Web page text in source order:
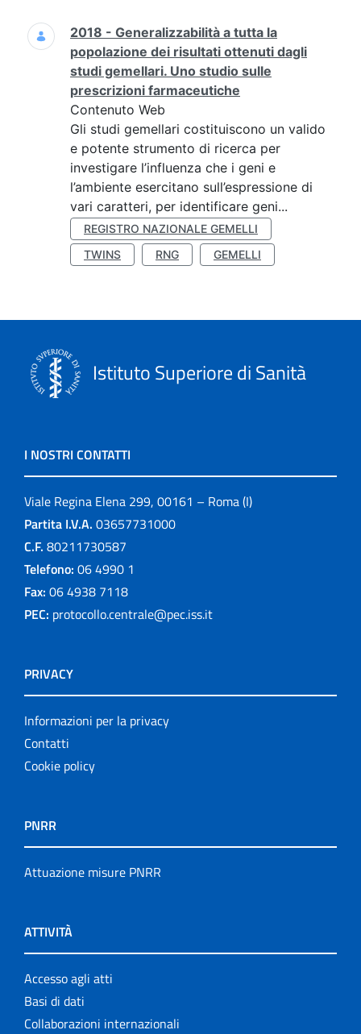
Ricerca
2018 - Generalizzabilità a tutta la
popolazione dei risultati ottenuti dagli
studi gemellari. Uno studio sulle
prescrizioni farmaceutiche
Contenuto Web
Gli studi gemellari costituiscono un valido
e potente strumento di ricerca per
investigare l’influenza che i geni e
l’ambiente esercitano sull’espressione di
vari caratteri, per identificare geni...
REGISTRO NAZIONALE GEMELLI
TWINS
RNG GEMELLI
Istituto Superiore di Sanità
I NOSTRI CONTATTI
Viale Regina Elena 299, 00161 – Roma (I)
Partita I.V.A. 03657731000
C.F. 80211730587
Telefono: 06 4990 1
Fax: 06 4938 7118
PEC: protocollo.centrale@pec.iss.it
PRIVACY
Informazioni per la privacy
Contatti
Cookie policy
PNRR
Attuazione misure PNRR
ATTIVITÀ
Accesso agli atti
Basi di dati
Collaborazioni internazionali